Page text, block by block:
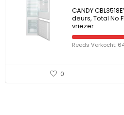
CANDY
deurs, Total No
vriezer
Reeds Verkocht:
0